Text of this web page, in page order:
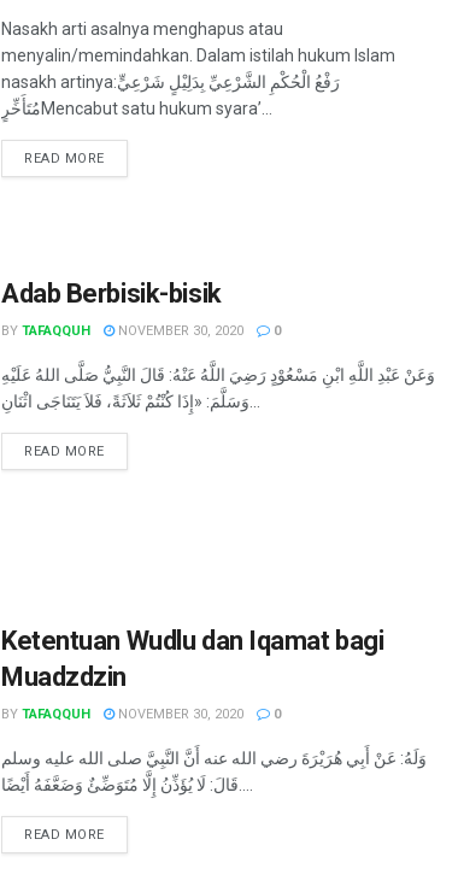
Nasakh arti asalnya menghapus atau
menyalin/memindahkan. Dalam istilah hukum Islam
nasakh artinya:رَفْعُ الْحُكْمِ الشَّرْعِيِّ بِدَلِيْلٍ شَرْعِيٍّ
مُتَأَخِّرٍMencabut satu hukum syara’...
READ MORE
Adab Berbisik-bisik
BY TAFAQQUH NOVEMBER 30, 2020 0
وَعَنْ عَبْدِ اللَّهِ ابْنِ مَسْعُوْدٍ رَضِيَ اللَّهُ عَنْهُ: قَالَ النَّبِيُّ صَلَّى اللهُ عَلَيْهِ
وَسَلَّمَ: «إِذَا كُنْتُمْ ثَلاَثَةً، فَلاَ يَتَنَاجَى اثْنَانِ...
READ MORE
Ketentuan Wudlu dan Iqamat bagi
Muadzdzin
BY TAFAQQUH NOVEMBER 30, 2020 0
وَلَهُ: عَنْ أَبِي هُرَيْرَةَ رضي الله عنه أَنَّ النَّبِيَّ صلى الله عليه وسلم
READ MORE